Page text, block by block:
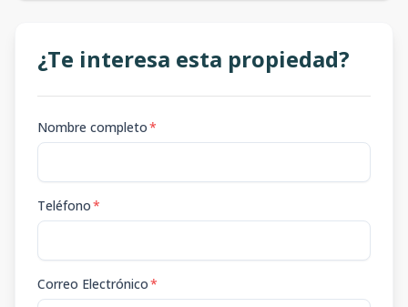
¿Te interesa esta propiedad?
Nombre completo*
Teléfono*
Correo Electrónico*